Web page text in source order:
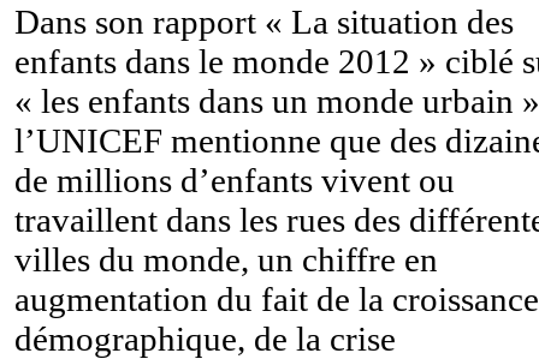
Dans son rapport « La situation des
enfants dans le monde 2012 » ciblé
« les enfants dans un monde urbain
l’UNICEF mentionne que des
de millions d’enfants vivent ou
travaillent dans les rues des
villes du monde, un chiffre en
augmentation du fait de la croissance
démographique, de la crise